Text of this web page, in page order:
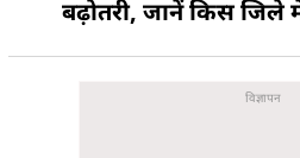
बढ़ोतरी, जानें किस